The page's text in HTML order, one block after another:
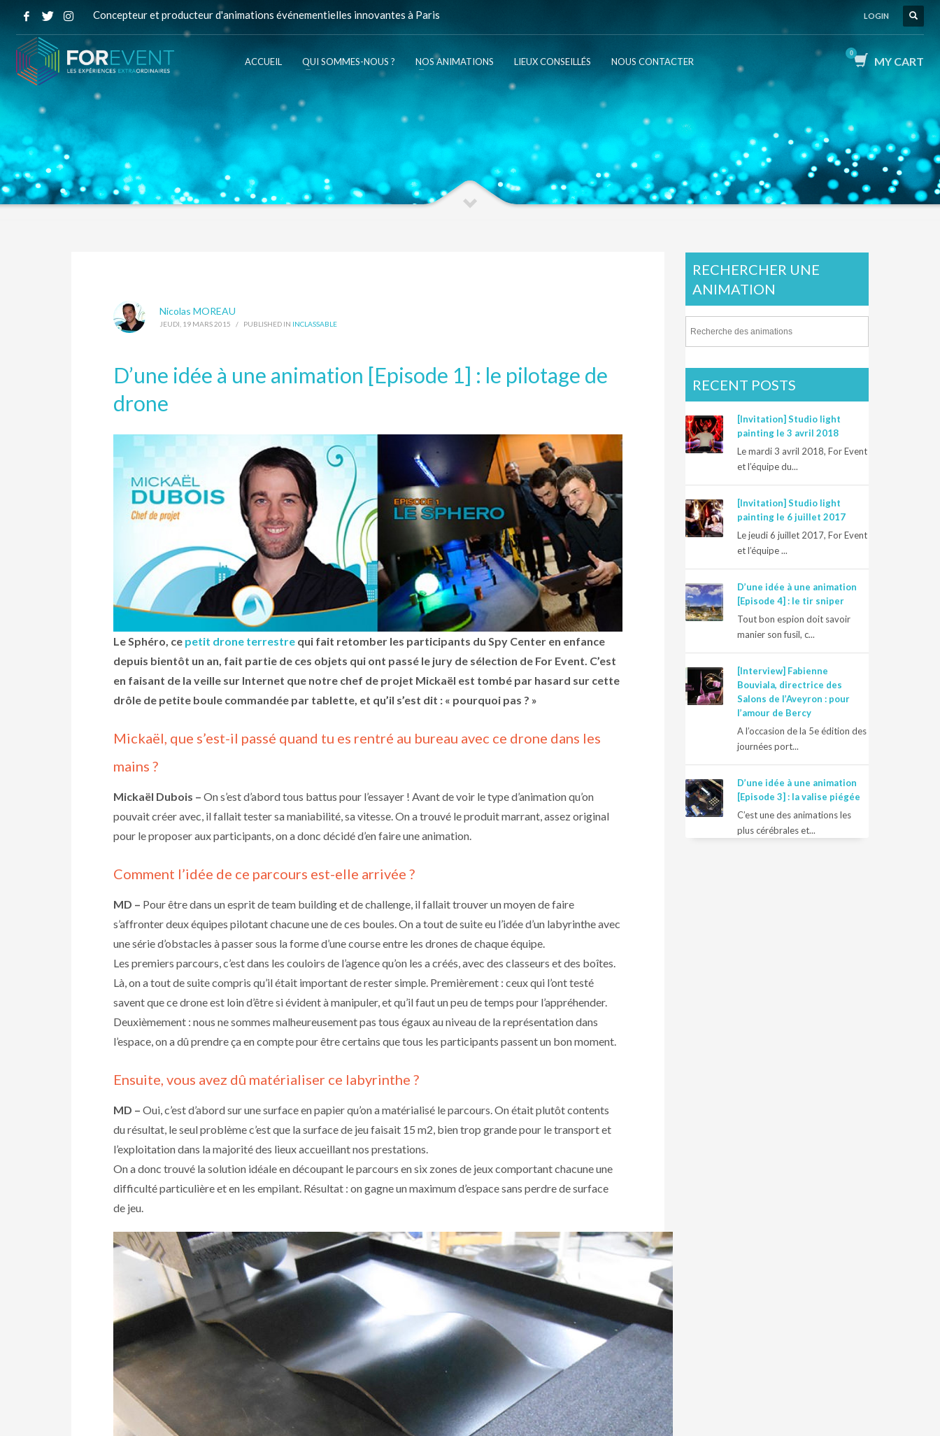
Concepteur et producteur d'animations événementielles innovantes à Paris LOGIN
ACCUEIL QUI SOMMES-NOUS ? NOS ANIMATIONS LIEUX CONSEILLÉS NOUS CONTACTER MY CART
Nicolas MOREAU
JEUDI, 19 MARS 2015 / PUBLISHED IN INCLASSABLE
D’une idée à une animation [Episode 1] : le pilotage de
drone
Le Sphéro, ce petit drone terrestre qui fait retomber les participants du Spy Center en enfance
depuis bientôt un an, fait partie de ces objets qui ont passé le jury de sélection de For Event. C’est
en faisant de la veille sur Internet que notre chef de projet Mickaël est tombé par hasard sur cette
drôle de petite boule commandée par tablette, et qu’il s’est dit : « pourquoi pas ? »
Mickaël, que s’est-il passé quand tu es rentré au bureau avec ce drone dans les
mains ?
Mickaël Dubois – On s’est d’abord tous battus pour l’essayer ! Avant de voir le type d’animation qu’on
pouvait créer avec, il fallait tester sa maniabilité, sa vitesse. On a trouvé le produit marrant, assez original
pour le proposer aux participants, on a donc décidé d’en faire une animation.
Comment l’idée de ce parcours est-elle arrivée ?
MD – Pour être dans un esprit de team building et de challenge, il fallait trouver un moyen de faire
s’affronter deux équipes pilotant chacune une de ces boules. On a tout de suite eu l’idée d’un labyrinthe avec
une série d’obstacles à passer sous la forme d’une course entre les drones de chaque équipe.
Les premiers parcours, c’est dans les couloirs de l’agence qu’on les a créés, avec des classeurs et des boîtes.
Là, on a tout de suite compris qu’il était important de rester simple. Premièrement : ceux qui l’ont testé
savent que ce drone est loin d’être si évident à manipuler, et qu’il faut un peu de temps pour l’appréhender.
Deuxièmement : nous ne sommes malheureusement pas tous égaux au niveau de la représentation dans
l’espace, on a dû prendre ça en compte pour être certains que tous les participants passent un bon moment.
Ensuite, vous avez dû matérialiser ce labyrinthe ?
MD – Oui, c’est d’abord sur une surface en papier qu’on a matérialisé le parcours. On était plutôt contents
du résultat, le seul problème c’est que la surface de jeu faisait 15 m2, bien trop grande pour le transport et
l’exploitation dans la majorité des lieux accueillant nos prestations.
On a donc trouvé la solution idéale en découpant le parcours en six zones de jeux comportant chacune une
difficulté particulière et en les empilant. Résultat : on gagne un maximum d’espace sans perdre de surface
de jeu.
RECHERCHER UNE
ANIMATION
RECENT POSTS
[Invitation] Studio light
painting le 3 avril 2018
Le mardi 3 avril 2018, For Event
et l’équipe du...
[Invitation] Studio light
painting le 6 juillet 2017
Le jeudi 6 juillet 2017, For Event
et l’équipe ...
D’une idée à une animation
[Episode 4] : le tir sniper
Tout bon espion doit savoir
manier son fusil, c...
[Interview] Fabienne
Bouviala, directrice des
Salons de l’Aveyron : pour
l’amour de Bercy
A l’occasion de la 5e édition des
journées port...
D’une idée à une animation
[Episode 3] : la valise piégée
C’est une des animations les
plus cérébrales et...